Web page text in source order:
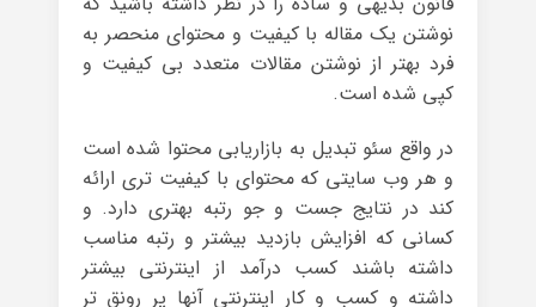
نوشتن یک مقاله با کیفیت و محتوای منحصر به
فرد بهتر از نوشتن مقالات متعدد بی کیفیت و
کپی شده است.
در واقع سئو تبدیل به بازاریابی محتوا شده است
و هر وب سایتی که محتوای با کیفیت تری ارائه
کند در نتایج جست و جو رتبه بهتری دارد. و
کسانی که افزایش بازدید بیشتر و رتبه مناسب
داشته باشند کسب درآمد از اینترنتی بیشتر
داشته و کسب و کار اینترنتی آنها پر رونق تر